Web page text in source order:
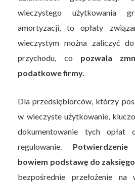
wieczystego użytkowania
amortyzacji, to opłaty
wieczystym można zaliczyć
przychodu, co pozwala
podatkowe firmy.
Dla przedsiębiorców, którzy
w wieczyste użytkowanie,
dokumentowanie tych opłat
regulowanie.
bowiem podstawę do
bezpośrednie przełożenie na